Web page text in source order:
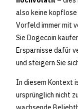
also keine
Vorfeld immer mit
Sie Dogecoin
Ersparnisse dafür
und steigern Sie
In diesem Kontext
ursprünglich nicht